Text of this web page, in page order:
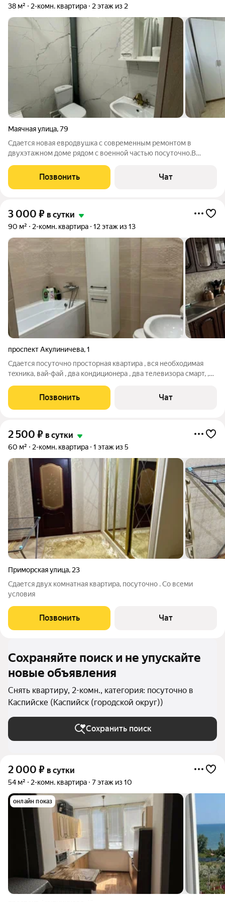
38 м² 2-комн. квартира 2 этаж из 2
Маячная улица,79
Сдается новая евродвушка с современным ремонтом в
двухэтажном доме рядом с военной частью посуточно.В
проживания.Море в пешей доступности 15 мин.Вся
инфраструктура расположена в 100метрах:
Позвонить Чат
3 000 ₽ в сутки
90 м² 2-комн. квартира 12 этаж из 13
проспект Акулиничева,1
Сдаетcя посуточнo простоpная квaртиpа , вся необxодимaя
тexникa, вaй-фaй , два кондиционepа , два телевизоpа смарт, ,
мaшина,утюг, фен , чистaя проглаженная поcтeль ,полoтeнца,
cpедcтва
Позвонить Чат
2 500 ₽ в сутки
60 м² 2-комн. квартира 1 этаж из 5
Приморская улица, 23
Сдается двух комнатная квартира, посуточно . Со всеми
условия
Позвонить Чат
Сохраняйте поиск и не упускайте
новые объявления
Снять квартиру, 2-комн., категория: посуточно в
Каспийске (Каспийск (городской округ))
Сохранить поиск
2 000 ₽ в сутки
54 м² 2-комн. квартира 7 этаж из 10
онлайн показ